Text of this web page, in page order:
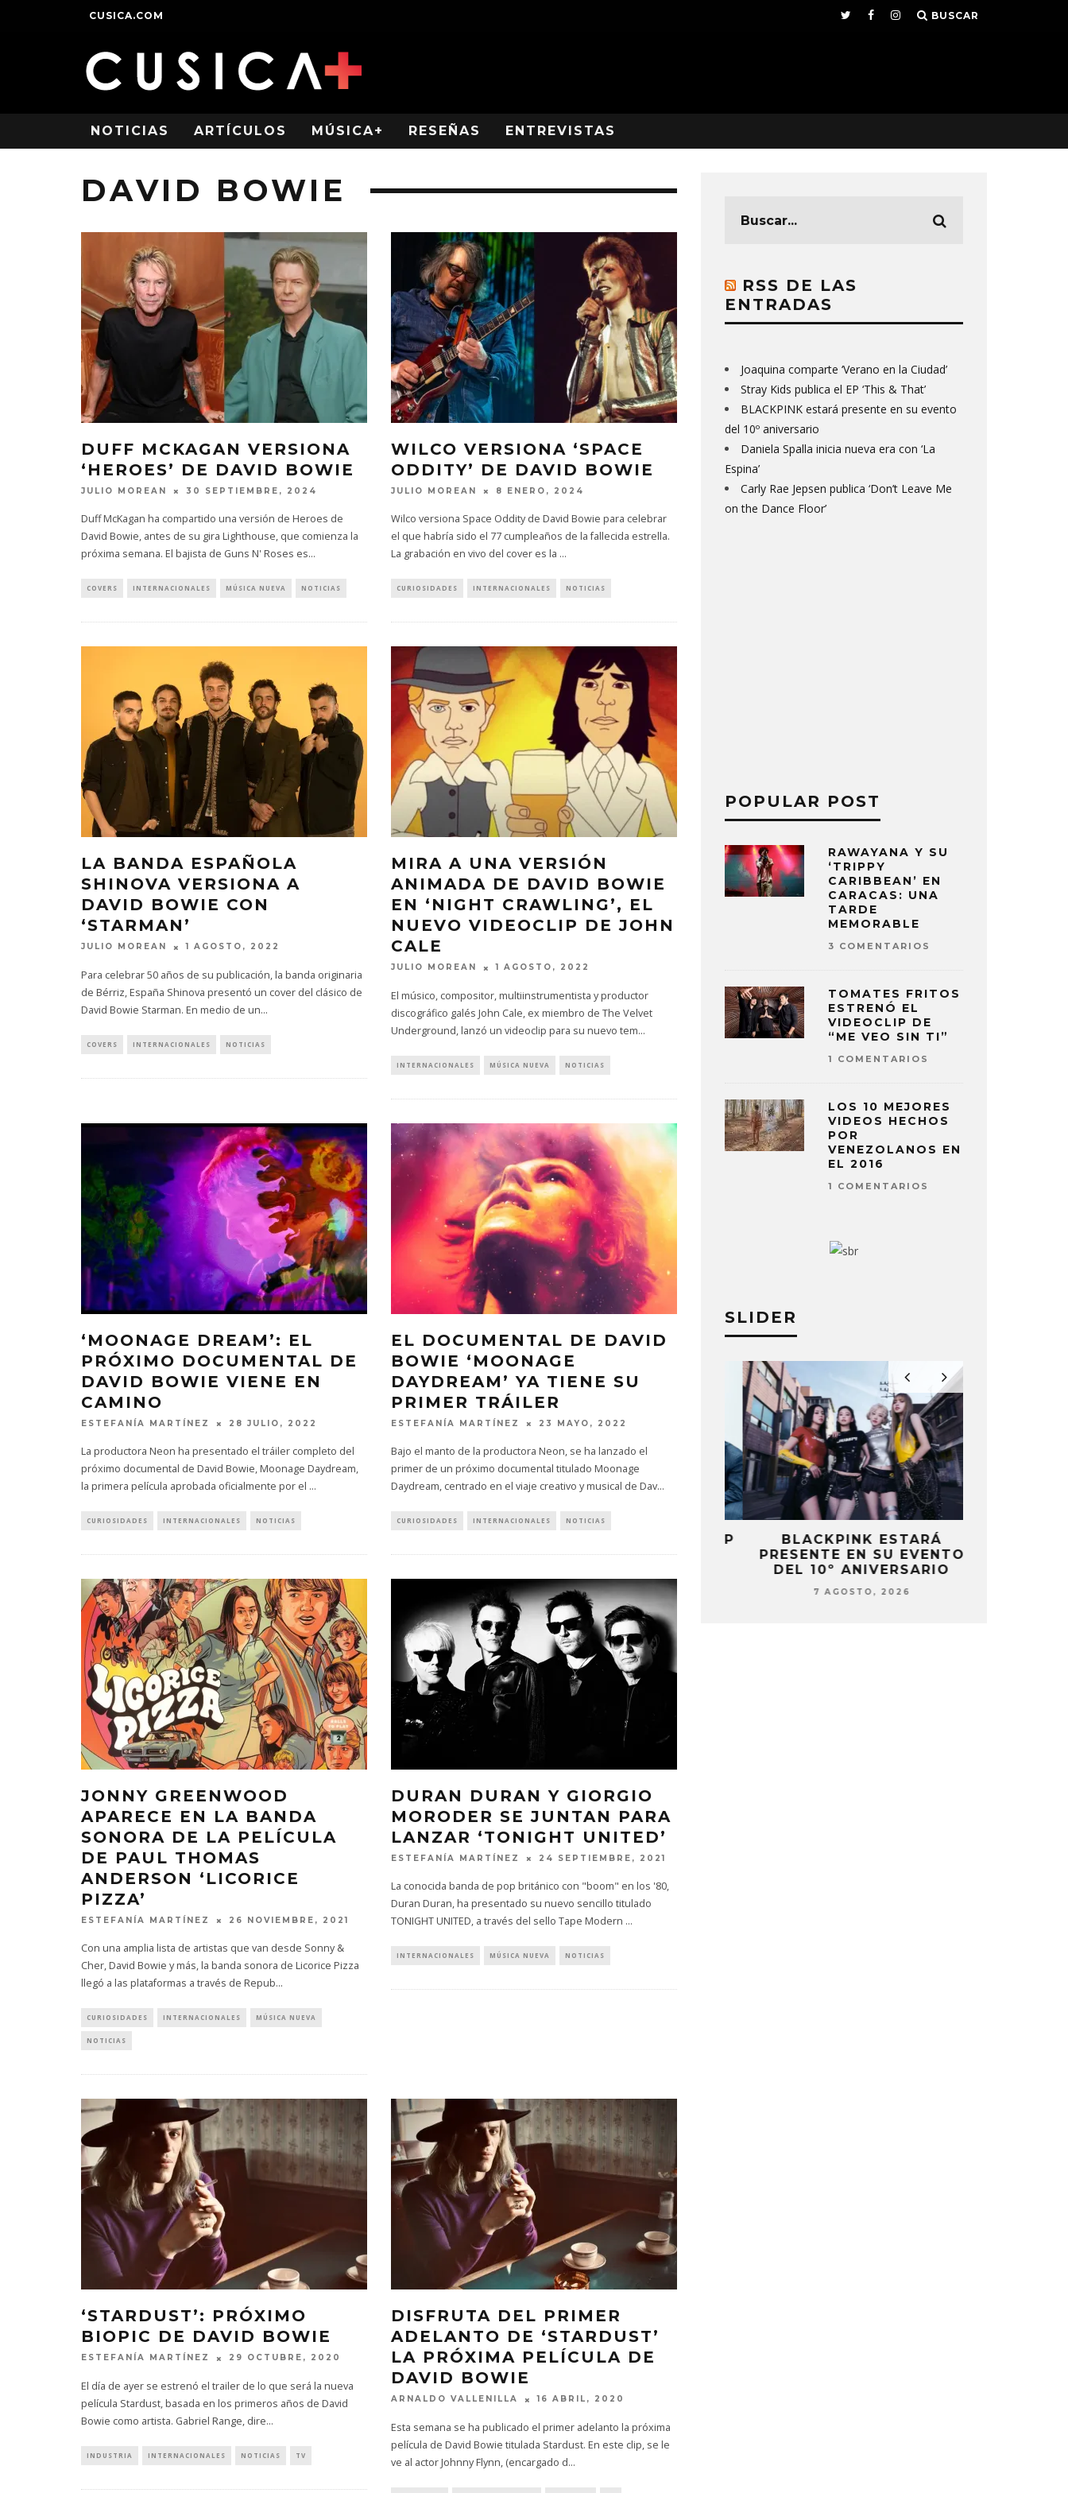
CUSICA.COM BUSCAR
NOTICIAS ARTÍCULOS MÚSICA+ RESEÑAS ENTREVISTAS
DAVID BOWIE
DUFF MCKAGAN VERSIONA
‘HEROES’ DE DAVID BOWIE
JULIO MOREAN 30 SEPTIEMBRE, 2024
Duff McKagan ha compartido una versión de Heroes de
David Bowie, antes de su gira Lighthouse, que comienza la
próxima semana. El bajista de Guns N' Roses es...
COVERS INTERNACIONALES MÚSICA NUEVA NOTICIAS
WILCO VERSIONA ‘SPACE
ODDITY’ DE DAVID BOWIE
JULIO MOREAN 8 ENERO, 2024
Wilco versiona Space Oddity de David Bowie para celebrar
el que habría sido el 77 cumpleaños de la fallecida estrella.
La grabación en vivo del cover es la ...
CURIOSIDADES INTERNACIONALES NOTICIAS
LA BANDA ESPAÑOLA
SHINOVA VERSIONA A
DAVID BOWIE CON
‘STARMAN’
JULIO MOREAN 1 AGOSTO, 2022
Para celebrar 50 años de su publicación, la banda originaria
de Bérriz, España Shinova presentó un cover del clásico de
David Bowie Starman. En medio de un...
COVERS INTERNACIONALES NOTICIAS
MIRA A UNA VERSIÓN
ANIMADA DE DAVID BOWIE
EN ‘NIGHT CRAWLING’, EL
NUEVO VIDEOCLIP DE JOHN
CALE
JULIO MOREAN 1 AGOSTO, 2022
El músico, compositor, multiinstrumentista y productor
discográfico galés John Cale, ex miembro de The Velvet
Underground, lanzó un videoclip para su nuevo tem...
INTERNACIONALES MÚSICA NUEVA NOTICIAS
‘MOONAGE DREAM’: EL
PRÓXIMO DOCUMENTAL DE
DAVID BOWIE VIENE EN
CAMINO
ESTEFANÍA MARTÍNEZ 28 JULIO, 2022
La productora Neon ha presentado el tráiler completo del
próximo documental de David Bowie, Moonage Daydream,
la primera película aprobada oficialmente por el ...
CURIOSIDADES INTERNACIONALES NOTICIAS
EL DOCUMENTAL DE DAVID
BOWIE ‘MOONAGE
DAYDREAM’ YA TIENE SU
PRIMER TRÁILER
ESTEFANÍA MARTÍNEZ 23 MAYO, 2022
Bajo el manto de la productora Neon, se ha lanzado el
primer de un próximo documental titulado Moonage
Daydream, centrado en el viaje creativo y musical de Dav...
CURIOSIDADES INTERNACIONALES NOTICIAS
JONNY GREENWOOD
APARECE EN LA BANDA
SONORA DE LA PELÍCULA
DE PAUL THOMAS
ANDERSON ‘LICORICE
PIZZA’
ESTEFANÍA MARTÍNEZ 26 NOVIEMBRE, 2021
Con una amplia lista de artistas que van desde Sonny &
Cher, David Bowie y más, la banda sonora de Licorice Pizza
llegó a las plataformas a través de Repub...
CURIOSIDADES INTERNACIONALES MÚSICA NUEVA
NOTICIAS
DURAN DURAN Y GIORGIO
MORODER SE JUNTAN PARA
LANZAR ‘TONIGHT UNITED’
ESTEFANÍA MARTÍNEZ 24 SEPTIEMBRE, 2021
La conocida banda de pop británico con "boom" en los '80,
Duran Duran, ha presentado su nuevo sencillo titulado
TONIGHT UNITED, a través del sello Tape Modern ...
INTERNACIONALES MÚSICA NUEVA NOTICIAS
‘STARDUST’: PRÓXIMO
BIOPIC DE DAVID BOWIE
ESTEFANÍA MARTÍNEZ 29 OCTUBRE, 2020
El día de ayer se estrenó el trailer de lo que será la nueva
película Stardust, basada en los primeros años de David
Bowie como artista. Gabriel Range, dire...
INDUSTRIA INTERNACIONALES NOTICIAS TV
DISFRUTA DEL PRIMER
ADELANTO DE ‘STARDUST’
LA PRÓXIMA PELÍCULA DE
DAVID BOWIE
ARNALDO VALLENILLA 16 ABRIL, 2020
Esta semana se ha publicado el primer adelanto la próxima
película de David Bowie titulada Stardust. En este clip, se le
ve al actor Johnny Flynn, (encargado d...
RSS DE LAS
ENTRADAS
Joaquina comparte ‘Verano en la Ciudad’
Stray Kids publica el EP ‘This & That’
BLACKPINK estará presente en su evento
del 10º aniversario
Daniela Spalla inicia nueva era con ‘La
Espina’
Carly Rae Jepsen publica ‘Don’t Leave Me
on the Dance Floor’
POPULAR POST
RAWAYANA Y SU
‘TRIPPY
CARIBBEAN’ EN
CARACAS: UNA
TARDE
MEMORABLE
3 COMENTARIOS
TOMATES FRITOS
ESTRENÓ EL
VIDEOCLIP DE
“ME VEO SIN TI”
1 COMENTARIOS
LOS 10 MEJORES
VIDEOS HECHOS
POR
VENEZOLANOS EN
EL 2016
1 COMENTARIOS
SLIDER
FRAGILIDAD DEL TIEMPO
7 AGOSTO, 2026
‘VERANO EN LA CIUDAD’
7 AGOSTO, 2026
‘THIS & THAT’
7 AGOSTO, 2026
BLACKPINK ESTARÁ
PRESENTE EN SU EVENTO
DEL 10º ANIVERSARIO
7 AGOSTO, 2026